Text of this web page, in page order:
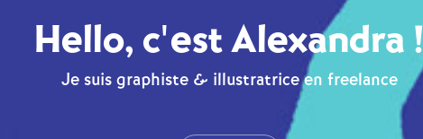
Hello, c'est Alexandra !
Je suis graphiste & illustratrice en freelance